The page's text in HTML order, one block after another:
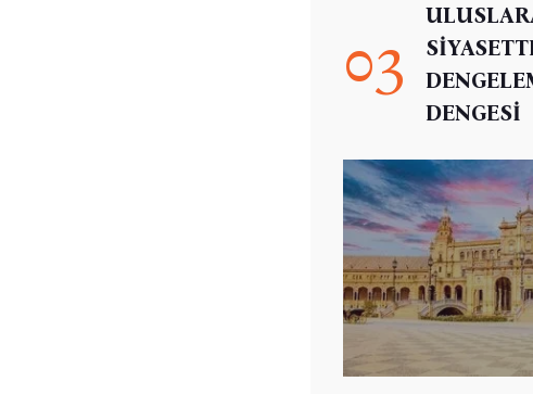
03
DENGESİ